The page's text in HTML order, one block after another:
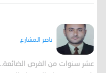
ناصر المشارع
عشر سنوات من الفرص الضائعة..